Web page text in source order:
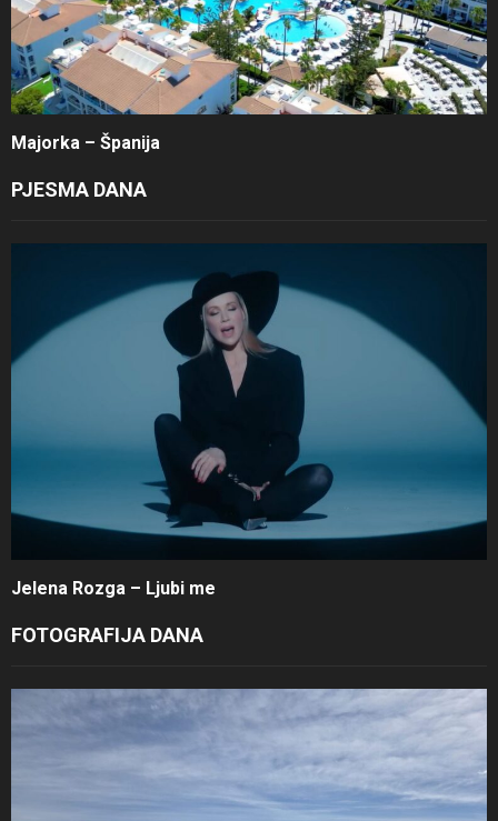
Majorka – Španija
PJESMA DANA
Jelena Rozga – Ljubi me
FOTOGRAFIJA DANA